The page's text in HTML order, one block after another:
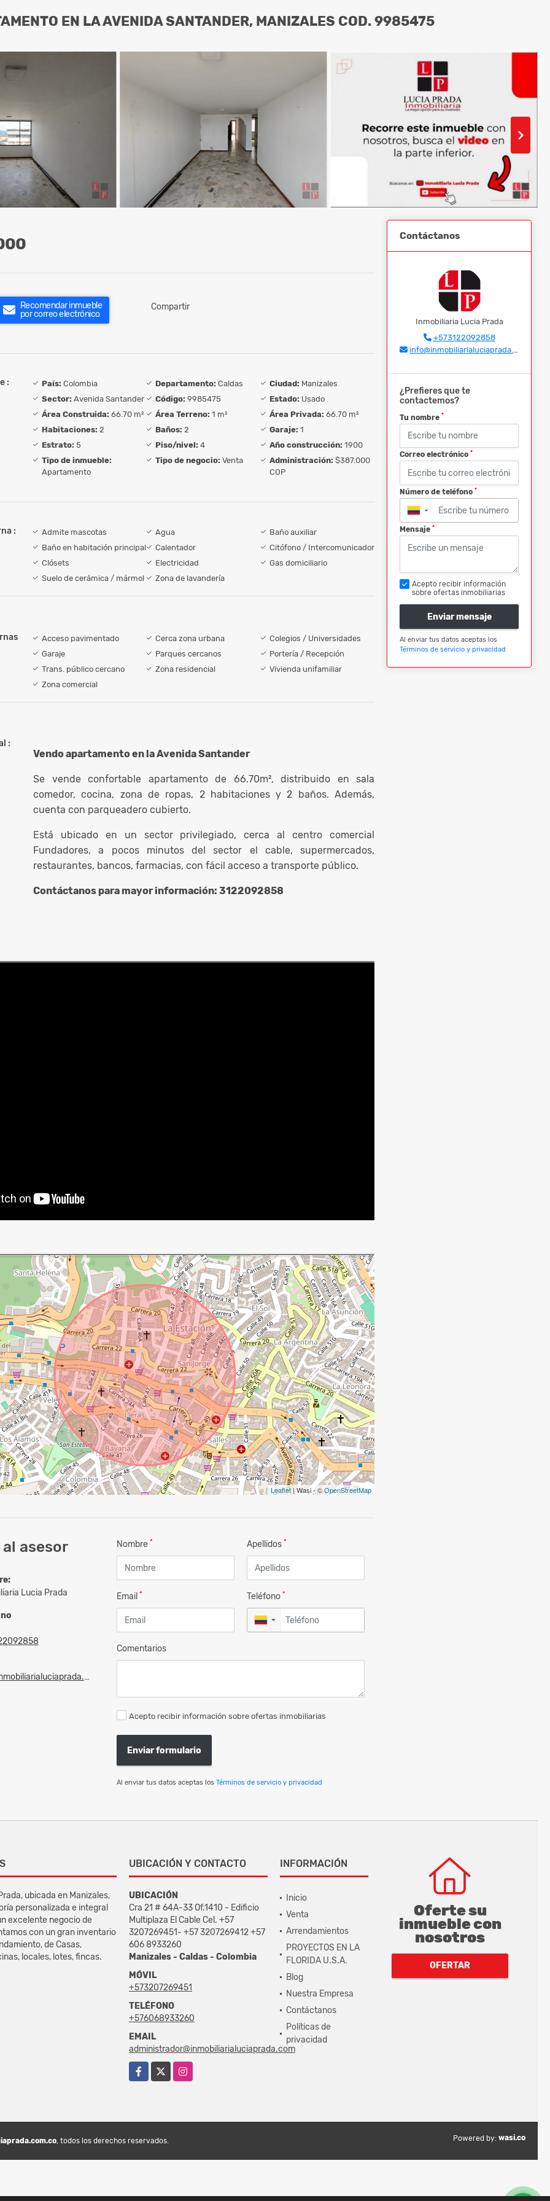
EN LA AVENIDA SANTANDER, MANIZALES COD. 9985475
Recomendar inmueble
por correo electrónico
Compartir
: País: Colombia Departamento: Caldas Ciudad: Manizales
Sector: Avenida Santander Código: 9985475 Estado: Usado
Área Construida: 66.70 m² Área Terreno: 1 m² Área Privada: 66.70 m²
Habitaciones: 2 Baños: 2 Garaje: 1
Estrato: 5 Piso/nivel: 4 Año construcción: 1900
Tipo de inmueble:
Apartamento
Tipo de negocio: Venta Administración: $387.000
COP
: Admite mascotas Agua
Baño auxiliar
Baño en habitación principal
Calentador
Citófono / Intercomunicador
Clósets
Electricidad
Gas domiciliario
Suelo de cerámica / mármol
Zona de lavandería
Acceso pavimentado Cerca zona urbana
Colegios / Universidades
Garaje
Parques cercanos
Portería / Recepción
Trans. público cercano
Zona residencial
Vivienda unifamiliar
Zona comercial
:
Vendo apartamento en la Avenida Santander
Se vende confortable apartamento de 66.70m², distribuido en sala
comedor, cocina, zona de ropas, 2 habitaciones y 2 baños. Además,
cuenta con parqueadero cubierto.
Está ubicado en un sector privilegiado, cerca al centro comercial
Fundadores, a pocos minutos del sector el cable, supermercados,
restaurantes, bancos, farmacias, con fácil acceso a transporte público.
Contáctanos para mayor información: 3122092858
Leaflet| Wasi - ©OpenStreetMap
asesor
Lucia Prada
Nombre * Apellidos *
Email * Teléfono *
▼
Comentarios
Acepto recibir información sobre ofertas inmobiliarias
Enviar formulario
Al enviar tus datos aceptas los Términos de servicio y privacidad
Contáctanos
Inmobiliaria Lucia Prada
+573122092858
info@inmobiliarialuciaprada.com
¿Prefieres que te
contactemos?
Tu nombre *
Correo electrónico *
Número de teléfono *
▼
Mensaje *
Acepto recibir información
sobre ofertas inmobiliarias
Enviar mensaje
Al enviar tus datos aceptas los
Términos de servicio y privacidad
ubicada en Manizales,
personalizada e integral
excelente negocio de
con un gran inventario
de Casas,
locales, lotes, fincas.
UBICACIÓN Y CONTACTO
UBICACIÓN
Cra 21 # 64A-33 Of.1410 - Edificio
Multiplaza El Cable Cel. +57
3207269451- +57 3207269412 +57
606 8933260
Manizales - Caldas - Colombia
MÓVIL
+573207269451
TELÉFONO
+576068933260
EMAIL
administrador@inmobiliarialuciaprada.com
Facebook
Instagram
INFORMACIÓN
Inicio
Venta
Arrendamientos
PROYECTOS EN LA
FLORIDA U.S.A.
Blog
Nuestra Empresa
Contáctanos
Políticas de
privacidad
Oferte su
inmueble con
nosotros
OFERTAR
, todos los derechos reservados. Powered by: wasi.co